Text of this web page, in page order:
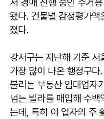
서 경매 진행 중인 주거
됐다. 건물별 감정평가
졌다.
강서구는 지난해 기준
가장 많이 나온 행정구
불리는 부동산 임대업자
넘는 빌라를 매입해 수
는데, 특히 이 업자의 주